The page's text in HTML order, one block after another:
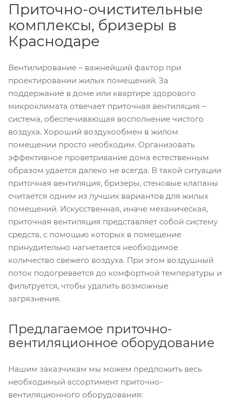
Приточно-очистительные
комплексы, бризеры в
Краснодаре
Вентилирование – важнейший фактор при
проектировании жилых помещений. За
поддержание в доме или квартире здорового
микроклимата отвечает приточная вентиляция –
система, обеспечивающая восполнение чистого
воздуха. Хороший воздухообмен в жилом
помещении просто необходим. Организовать
эффективное проветривание дома естественным
образом удается далеко не всегда. В такой ситуации
приточная вентиляция, бризеры, стеновые клапаны
считается одним из лучших вариантов для жилых
помещений. Искусственная, иначе механическая,
приточная вентиляция представляет собой систему
средств, с помощью которых в помещение
принудительно нагнетается необходимое
количество свежего воздуха. При этом воздушный
поток подогревается до комфортной температуры и
фильтруется, чтобы удалить возможные
загрязнения.
Предлагаемое приточно-
вентиляционное оборудование
Нашим заказчикам мы можем предложить весь
необходимый ассортимент приточно-
вентиляционного оборудования: